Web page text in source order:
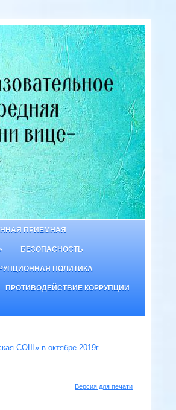
ПРИЕМНАЯ
БЕЗОПАСНОСТЬ
ПОЛИТИКА
ПРОТИВОДЕЙСТВИЕ КОРРУПЦИИ
СОШ» в октябре 2019г
Версия для печати